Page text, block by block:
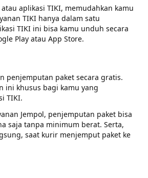
aplikasi TIKI, memudahkan kamu
TIKI hanya dalam satu
TIKI ini bisa kamu unduh secara
Play atau App Store.
penjemputan paket secara gratis.
ini khusus bagi kamu yang
TIKI.
Jempol, penjemputan paket bisa
saja tanpa minimum berat. Serta,
saat kurir menjemput paket ke